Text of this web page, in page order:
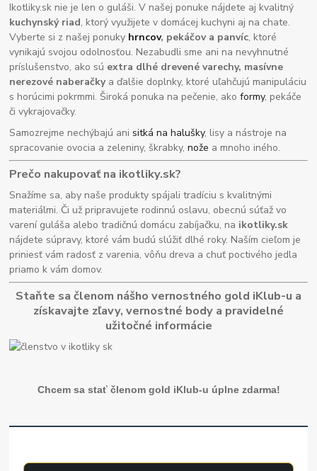
Ikotliky.sk nie je len o guláši. V našej ponuke nájdete aj kvalitný
kuchynský riad, ktorý využijete v domácej kuchyni aj na chate.
Vyberte si z našej ponuky hrncov, pekáčov a panvíc, ktoré
vynikajú svojou odolnosťou. Nezabudli sme ani na nevyhnutné
príslušenstvo, ako sú extra dlhé drevené varechy, masívne
nerezové naberačkya ďalšie doplnky, ktoré uľahčujú manipuláciu
s horúcimi pokrmmi. Široká ponuka na pečenie, akoformy, pekáče
či vykrajovačky.
Samozrejme nechýbajú anisitká na halušky, lisy a nástroje na
spracovanie ovocia a zeleniny, škrabky,nože a mnoho iného.
Prečo nakupovať na ikotliky.sk?
Snažíme sa, aby naše produkty spájali tradíciu s kvalitnými
materiálmi. Či už pripravujete rodinnú oslavu, obecnú súťaž vo
varení guláša alebo tradičnú domácu zabíjačku, na ikotliky.sk
nájdete súpravy, ktoré vám budú slúžiť dlhé roky. Naším cieľom je
priniesť vám radosť z varenia, vôňu dreva a chuť poctivého jedla
priamo k vám domov.
Staňte sa členom nášho vernostného gold iKlub-u a
získavajte zľavy, vernostné body a pravidelné
užitočné informácie
Chcem sa stať členom gold iKlub-u úplne zdarma!